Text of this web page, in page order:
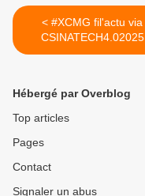
< #XCMG fil'actu via
CSINATECH4.02025
Hébergé par Overblog
Top articles
Pages
Contact
Signaler un abus